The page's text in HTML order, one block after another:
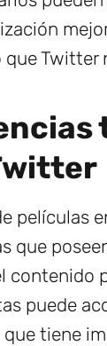
películas
que
contenido
puede
tiene